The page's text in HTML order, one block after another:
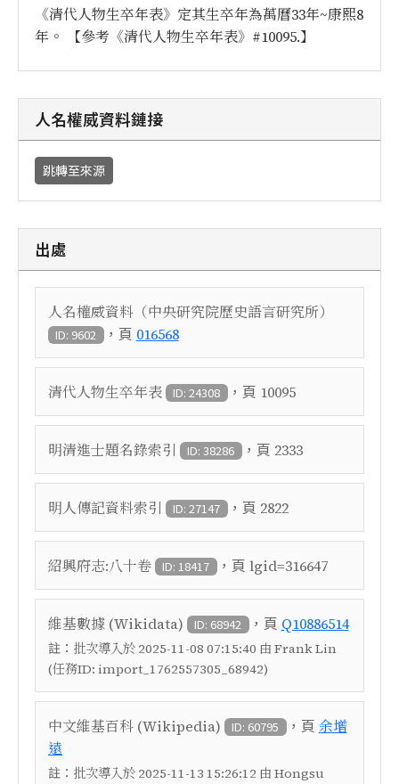
《清代人物生卒年表》定其生卒年為萬曆33年~康熙8
年。 【參考《清代人物生卒年表》#10095.】
人名權威資料鏈接
跳轉至來源
出處
人名權威資料（中央研究院歷史語言研究所）
ID: 9602 ，頁 016568
清代人物生卒年表 ID: 24308 ，頁 10095
明清進士題名錄索引 ID: 38286 ，頁 2333
明人傳記資料索引 ID: 27147 ，頁 2822
紹興府志:八十卷 ID: 18417 ，頁 lgid=316647
維基數據 (Wikidata) ID: 68942 ，頁 Q10886514
註： 批次導入於 2025-11-08 07:15:40 由 Frank Lin
(任務ID: import_1762557305_68942)
中文維基百科 (Wikipedia) ID: 60795 ，頁 余增
遠
註： 批次導入於 2025-11-13 15:26:12 由 Hongsu